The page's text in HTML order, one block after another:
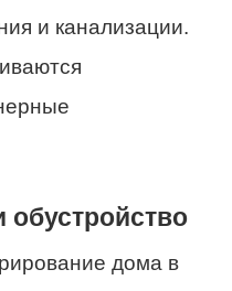
и канализации.
обустройство
дома в